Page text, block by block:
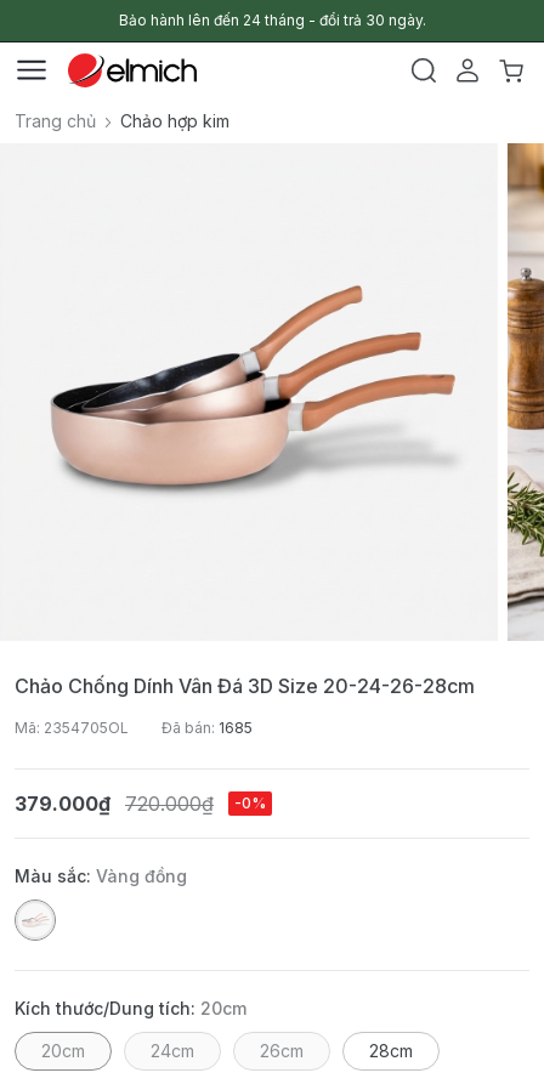
Bảo hành lên đến 24 tháng - đổi trả 30 ngày.
Trang chủ Chảo hợp kim
Chảo Chống Dính Vân Đá 3D Size 20-24-26-28cm
Mã: 2354705OL Đã bán: 1685
379.000₫ 720.000₫ -0%
Màu sắc: Vàng đồng
Kích thước/Dung tích: 20cm
20cm 24cm 26cm 28cm